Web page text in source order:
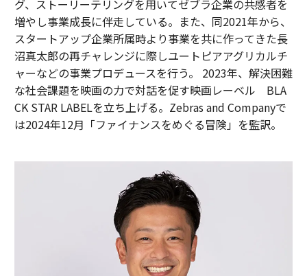
グ、ストーリーテリングを用いてゼブラ企業の共感者を
増やし事業成長に伴走している。また、同2021年から、
スタートアップ企業所属時より事業を共に作ってきた長
沼真太郎の再チャレンジに際しユートピアアグリカルチ
ャーなどの事業プロデュースを行う。 2023年、解決困難
な社会課題を映画の力で対話を促す映画レーベル BLA
CK STAR LABELを立ち上げる。Zebras and Companyで
は2024年12月「ファイナンスをめぐる冒険」を監訳。